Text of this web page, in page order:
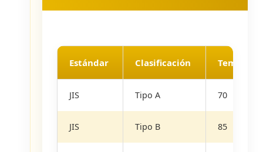
Estándar Clasificación
JIS Tipo A 70
JIS Tipo B 85